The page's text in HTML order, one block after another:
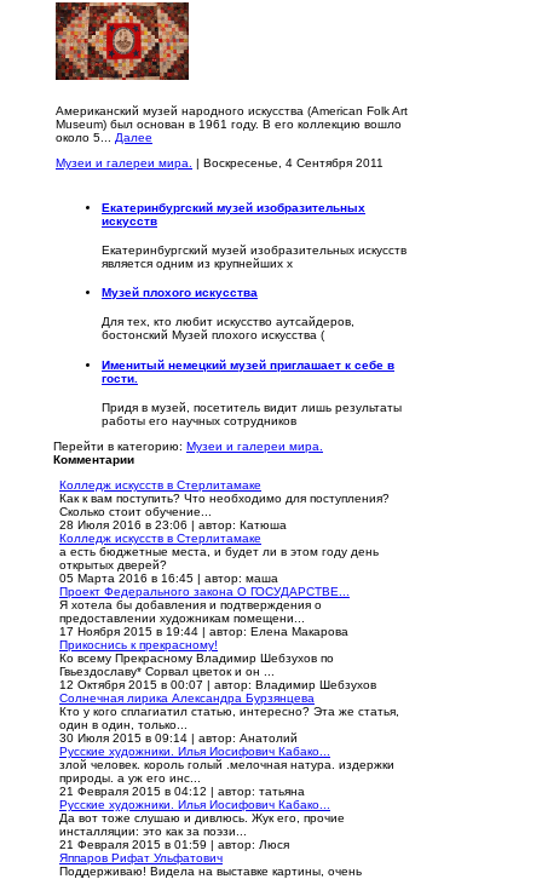
Американский музей народного искусства (American Folk Art
Museum) был основан в 1961 году. В его коллекцию вошло
около 5... Далее
Музеи и галереи мира. | Воскресенье, 4 Сентября 2011
Екатеринбургский музей изобразительных
искусств
Екатеринбургский музей изобразительных искусств
является одним из крупнейших х
Музей плохого искусства
Для тех, кто любит искусство аутсайдеров,
бостонский Музей плохого искусства (
Именитый немецкий музей приглашает к себе в
гости.
Придя в музей, посетитель видит лишь результаты
работы его научных сотрудников
Перейти в категорию: Музеи и галереи мира.
Комментарии
Колледж искусств в Стерлитамаке
Как к вам поступить? Что необходимо для поступления?
Сколько стоит обучение...
28 Июля 2016 в 23:06 | автор: Катюша
Колледж искусств в Стерлитамаке
а есть бюджетные места, и будет ли в этом году день
открытых дверей?
05 Марта 2016 в 16:45 | автор: маша
Проект Федерального закона О ГОСУДАРСТВЕ...
Я хотела бы добавления и подтверждения о
предоставлении художникам помещени...
17 Ноября 2015 в 19:44 | автор: Елена Макарова
Прикоснись к прекрасному!
Ко всему Прекрасному Владимир Шебзухов по
Гвьездославу* Сорвал цветок и он ...
12 Октября 2015 в 00:07 | автор: Владимир Шебзухов
Солнечная лирика Александра Бурзянцева
Кто у кого сплагиатил статью, интересно? Эта же статья,
один в один, только...
30 Июля 2015 в 09:14 | автор: Анатолий
Русские художники. Илья Иосифович Кабако...
злой человек. король голый .мелочная натура. издержки
природы. а уж его инс...
21 Февраля 2015 в 04:12 | автор: татьяна
Русские художники. Илья Иосифович Кабако...
Да вот тоже слушаю и дивлюсь. Жук его, прочие
инсталляции: это как за поэзи...
21 Февраля 2015 в 01:59 | автор: Люся
Яппаров Рифат Ульфатович
Поддерживаю! Видела на выставке картины, очень